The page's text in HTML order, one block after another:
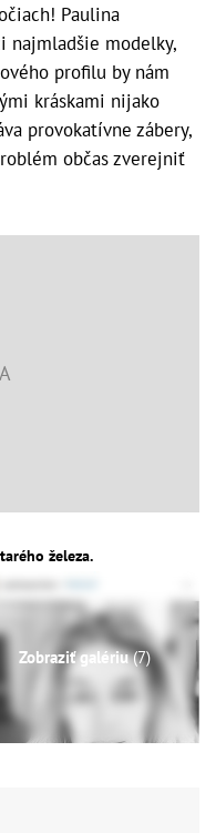
Paulina
najmladšie modelky,
profilu by nám
kráskami nijako
provokatívne zábery,
občas zverejniť
železa.
Zobraziť galériu(7)